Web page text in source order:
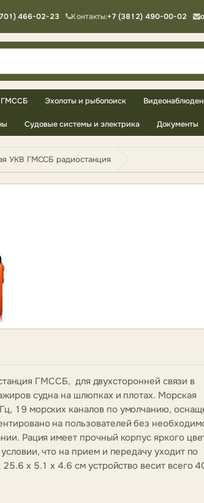
466-02-23 Контакты:+7 (3812) 490-00-02
ГМССБ Эхолоты и рыбопоиск
Судовые системы и электрика Документы
УКВ ГМССБ радиостанция
ГМССБ, для двухсторонней связи в
судна на шлюпках и плотах. Морская
19 морских каналов по умолчанию,
на пользователей без
Рация имеет прочный корпус яркого
что на прием и передачу уходит по
х 5.1 х 4.6 см устройство весит всего